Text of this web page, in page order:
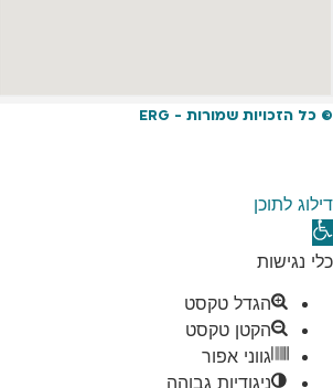
© כל הזכויות שמורות - ERG
דילוג לתוכן
פתח
סרגל
נגישות
כלי נגישות
הגדל טקסט
הקטן טקסט
גווני אפור
ניגודיות גבוהה